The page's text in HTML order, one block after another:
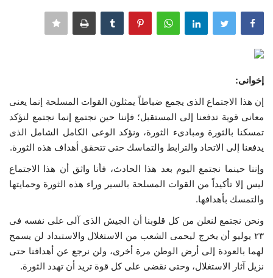
منتدى ناصر الدولي
مصر
فريق العمل
إرث جمال عبدالناصر
أخبار
شروط وأحكام منحة ناصر للقيادة الدولية
منحة ناصر للقيادة الدولية
مرجعياتنا
إخوانى:
إن هذا الاجتماع الذى يجمع ضباطاً يمثلون القوات المسلحة إنما يعنى
معانى قوية تدفعنا إلى المستقبل؛ فإننا حين نجتمع إنما نجتمع لنؤكد
تمسكنا بالثورة ومبادىء الثورة، ونؤكد الوعى الكامل الشامل الذى
يدفعنا إلى الاتحاد والترابط والتماسك حتى تتحقق أهداف هذه الثورة.
وإننا حينما نجتمع اليوم بعد هذا الحادث، فأنا واثق أن هذا الاجتماع
ليس إلا تأكيداً من القوات المسلحة بالسير وراء هذه الثورة وحمايتها
والتمسك بأهدافها.
ونحن نجتمع لنعلن من كل قلوبنا أن الجيش الذى آلى على نفسه فى
٢٣ يوليو أن يخرج ليحمى الشعب من الاستغلال والاستبداد لن يسمح
لهما بالعودة إلى أرض الوطن مرة أخرى، ولن نرجع عن أهدافنا حتى
نزيل آثار الاستغلال، وحتى نقضى على كل قوة تريد أن تهدد الثورة.